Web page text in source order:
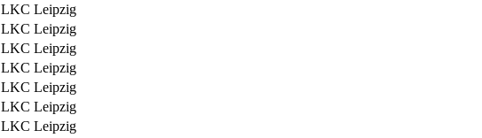
LKC Leipzig
LKC Leipzig
LKC Leipzig
LKC Leipzig
LKC Leipzig
LKC Leipzig
LKC Leipzig